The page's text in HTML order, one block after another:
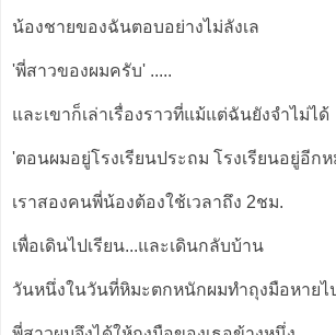
น้องชายของฉันตอบอย่างไม่ลังเล
'พี่สาวของผมครับ' .....
และเขาก็เล่าเรื่องราวที่แม้แต่ฉันยังจำไม่ได้
'ตอนผมอยู่โรงเรียนประถม โรงเรียนอยู่อีก
เราสองคนพี่น้องต้องใช้เวลาถึง 2ชม.
เพื่อเดินไปเรียน...และเดินกลับบ้าน
วันหนึ่งในวันที่หิมะตกหนักผมทำถุงมือหายไ